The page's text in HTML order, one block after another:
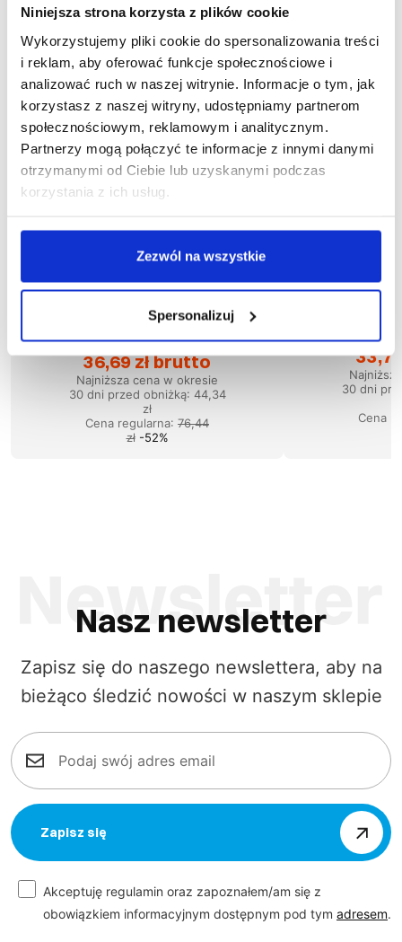
Niniejsza strona korzysta z plików cookie
Wykorzystujemy pliki cookie do spersonalizowania treści
i reklam, aby oferować funkcje społecznościowe i
analizować ruch w naszej witrynie. Informacje o tym, jak
korzystasz z naszej witryny, udostępniamy partnerom
społecznościowym, reklamowym i analitycznym.
Partnerzy mogą połączyć te informacje z innymi danymi
otrzymanymi od Ciebie lub uzyskanymi podczas
korzystania z ich usług.
Zezwól na wszystkie
Spersonalizuj
Wyprzedaż 52%
1-05-010
Spodnie do pasa KING
36,69 zł brutto
Najniższa cena w okresie
30 dni przed obniżką: 44,34
zł
Cena regularna: 76,44
zł -52%
Wyprzedaż 48
30 dni
Cena
Nasz newsletter
Zapisz się do naszego newslettera, aby na
bieżąco śledzić nowości w naszym sklepie
Zapisz się
Akceptuję regulamin oraz zapoznałem/am się z
obowiązkiem informacyjnym dostępnym pod tym adresem.